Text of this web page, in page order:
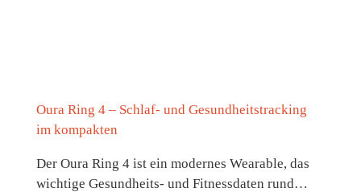
Oura Ring 4 – Schlaf- und Gesundheitstracking
im kompakten
Der Oura Ring 4 ist ein modernes Wearable, das
wichtige Gesundheits- und Fitnessdaten rund…